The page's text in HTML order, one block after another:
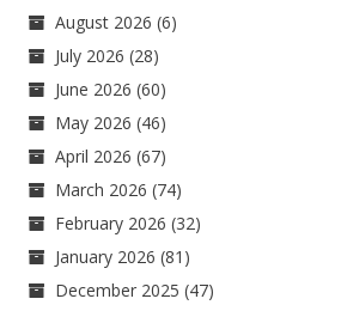
August 2026 (6)
July 2026 (28)
June 2026 (60)
May 2026 (46)
April 2026 (67)
March 2026 (74)
February 2026 (32)
January 2026 (81)
December 2025 (47)